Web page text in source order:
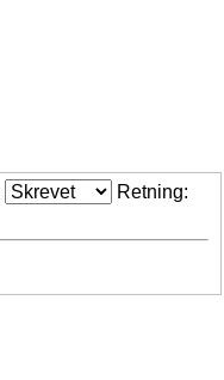
Retning: